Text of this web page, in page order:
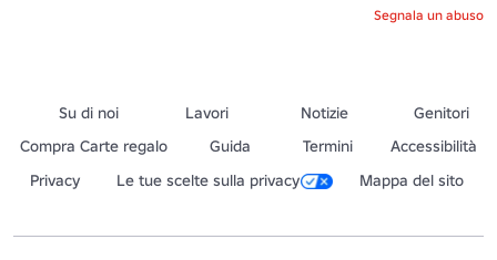
Segnala un abuso
Su di noi Lavori Notizie
Genitori
Compra Carte regalo
Guida Termini
Accessibilità
Privacy
Le tue scelte sulla privacy Mappa del sito